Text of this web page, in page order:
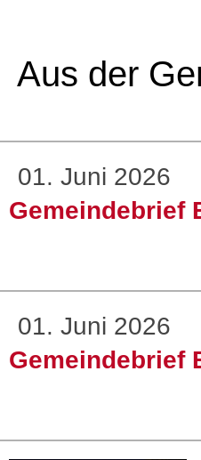
Aus der
01. Juni 2026
Gemeindebrief
01. Juni 2026
Gemeindebrief